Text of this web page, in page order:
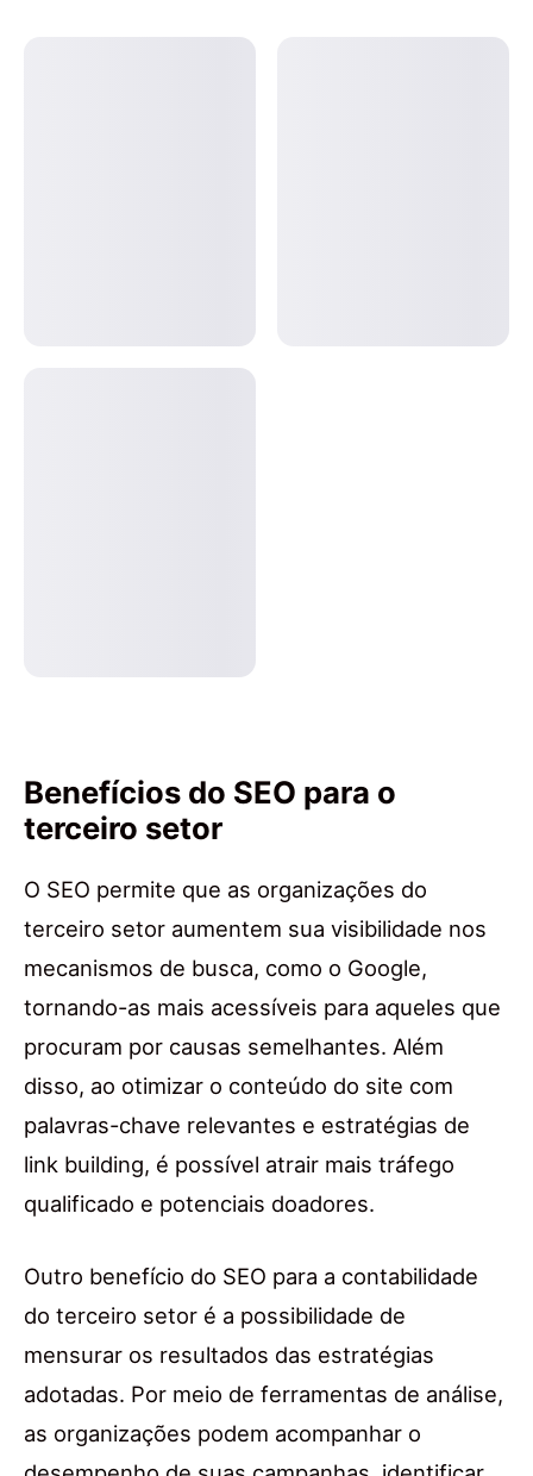
Benefícios do SEO para o
terceiro setor
O SEO permite que as organizações do
terceiro setor aumentem sua visibilidade nos
mecanismos de busca, como o Google,
tornando-as mais acessíveis para aqueles que
procuram por causas semelhantes. Além
disso, ao otimizar o conteúdo do site com
palavras-chave relevantes e estratégias de
link building, é possível atrair mais tráfego
qualificado e potenciais doadores.
Outro benefício do SEO para a contabilidade
do terceiro setor é a possibilidade de
mensurar os resultados das estratégias
adotadas. Por meio de ferramentas de análise,
as organizações podem acompanhar o